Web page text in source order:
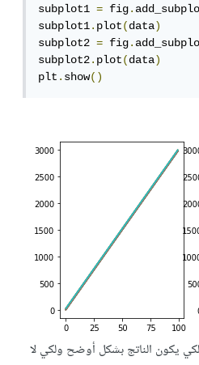
subplot1 = fig.
subplot1.plot(data)
subplot2 = fig.
subplot2.plot(data)
plt.show()
يكون الناتج بشكل أوضح ولكي لا